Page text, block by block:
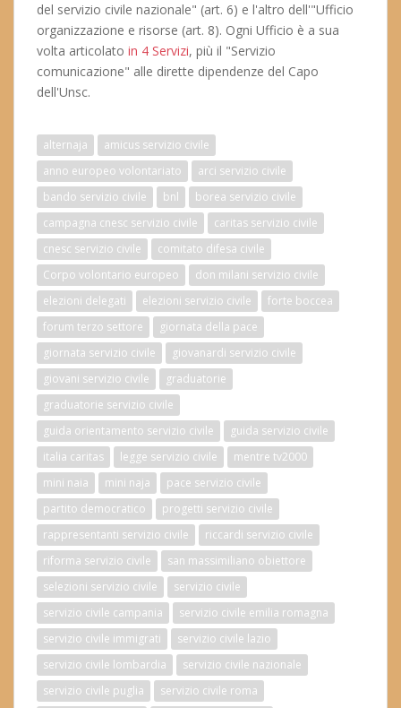
del servizio civile nazionale" (art. 6) e l'altro dell'"Ufficio
organizzazione e risorse (art. 8). Ogni Ufficio è a sua
volta articolato in 4 Servizi, più il "Servizio
comunicazione" alle dirette dipendenze del Capo
dell'Unsc.
alternaja
amicus servizio civile
anno europeo volontariato
arci servizio civile
bando servizio civile
bnl
borea servizio civile
campagna cnesc servizio civile
caritas servizio civile
cnesc servizio civile
comitato difesa civile
Corpo volontario europeo
don milani servizio civile
elezioni delegati
elezioni servizio civile
forte boccea
forum terzo settore
giornata della pace
giornata servizio civile
giovanardi servizio civile
giovani servizio civile
graduatorie
graduatorie servizio civile
guida orientamento servizio civile
guida servizio civile
italia caritas
legge servizio civile
mentre tv2000
mini naia
mini naja
pace servizio civile
partito democratico
progetti servizio civile
rappresentanti servizio civile
riccardi servizio civile
riforma servizio civile
san massimiliano obiettore
selezioni servizio civile
servizio civile
servizio civile campania
servizio civile emilia romagna
servizio civile immigrati
servizio civile lazio
servizio civile lombardia
servizio civile nazionale
servizio civile puglia
servizio civile roma